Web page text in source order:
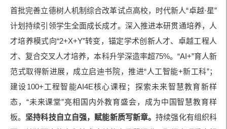
首批完善立德树人机制综合改革试点高校，时代新人“卓越·星”
计划持续引领学生全面成长成才。深入推进本研贯通培养，人
才培养模式向“2+X+Y”转变，锚定学术创新人才、卓越工程人
才、复合交叉人才培养，本科升学深造率超75%。“AI+”育人新
范式取得新进展，成立启迪书院，推进“人工智能+新工科”；
建设100+工程智能AI4E核心课程；探索未来智慧教育新样
态，“未来课堂”亮相国内外教育盛会，成为中国智慧教育样
板。 坚持科技自立自强，赋能新质写新章。持续强化有组织科